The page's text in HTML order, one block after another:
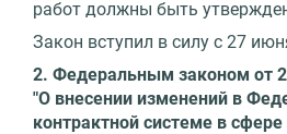
работ должны быть
Закон вступил в силу с 27
2. Федеральным законом от
"О внесении изменений в
контрактной системе в сфере